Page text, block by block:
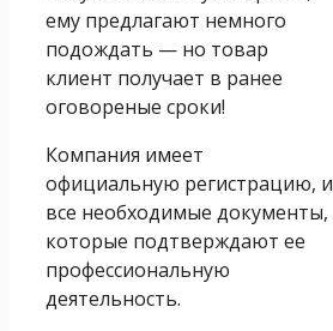
ему предлагают немного
подождать — но товар
клиент получает в ранее
оговореные сроки!
Компания имеет
официальную регистрацию, и
все необходимые документы,
которые подтверждают ее
профессиональную
деятельность.